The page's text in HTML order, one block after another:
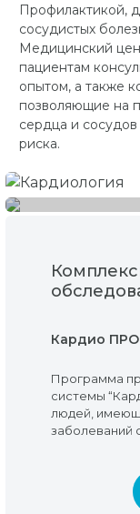
Профилактикой,
сосудистых
Медицинский
пациентам
опытом, а также
позволяющие на
сердца и
риска.
Кардио
Программа
системы
людей,
заболеваний